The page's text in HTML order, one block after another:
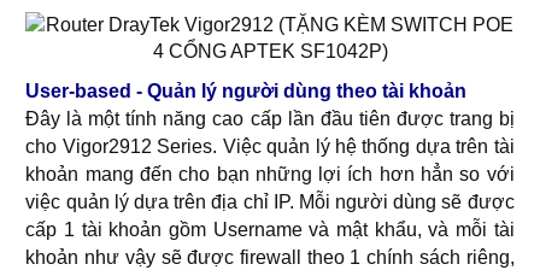
User-based - Quản lý người dùng theo tài khoản
Đây là một tính năng cao cấp lần đầu tiên được trang bị
cho Vigor2912 Series. Việc quản lý hệ thống dựa trên tài
khoản mang đến cho bạn những lợi ích hơn hẳn so với
việc quản lý dựa trên địa chỉ IP. Mỗi người dùng sẽ được
cấp 1 tài khoản gồm Username và mật khẩu, và mỗi tài
khoản như vậy sẽ được firewall theo 1 chính sách riêng,